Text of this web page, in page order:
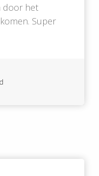
door het
Super